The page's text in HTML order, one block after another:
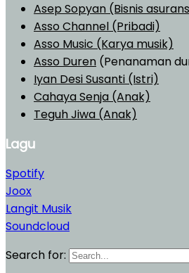
Asep Sopyan (Bisnis
Asso Channel (Pribadi)
Asso Music (Karya musik)
Asso Duren (Penanaman
Iyan Desi Susanti (Istri)
Cahaya Senja (Anak)
Teguh Jiwa (Anak)
Lagu
Spotify
Joox
Langit Musik
Soundcloud
Search for: